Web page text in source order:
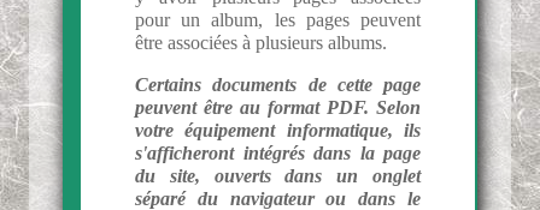
pour un album, les pages peuvent
être associées à plusieurs albums.
Certains documents de cette page
peuvent être au format PDF. Selon
votre équipement informatique, ils
s'afficheront intégrés dans la page
du site, ouverts dans un onglet
séparé du navigateur ou dans le